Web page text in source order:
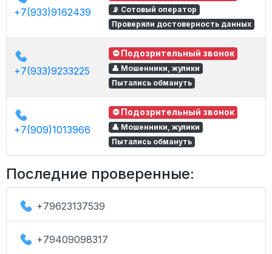
+7(933)9162439
📡 Сотовый оператор
Проверяли достоверность данных
+7(933)9233225
⛔ Подозрительный звонок
👤 Мошенники, жулики
Пытались обмануть
+7(909)1013966
⛔ Подозрительный звонок
👤 Мошенники, жулики
Пытались обмануть
Последние проверенные:
+79623137539
+79409098317